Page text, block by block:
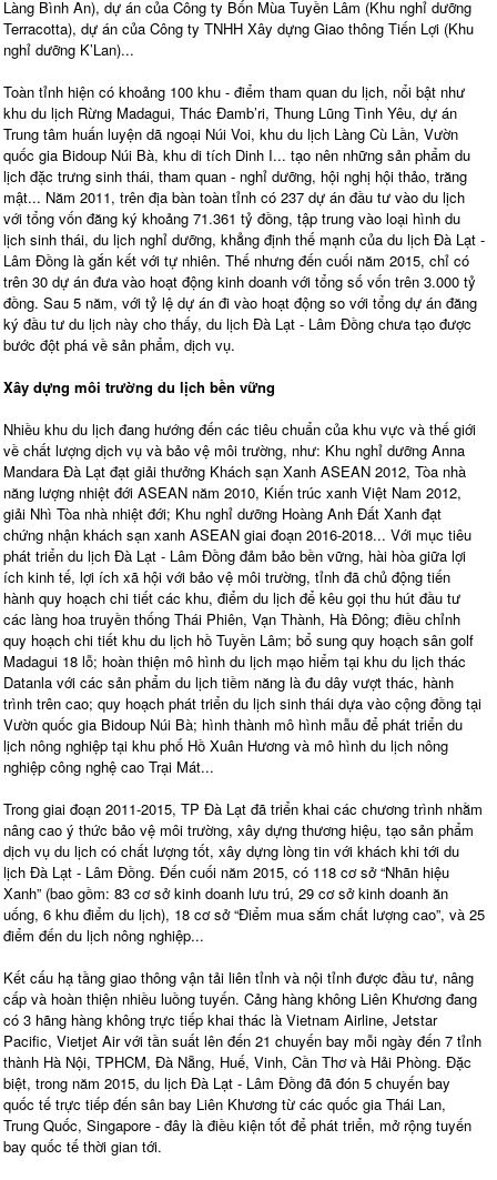
Làng Bình An), dự án của Công ty Bốn Mùa Tuyền Lâm (Khu nghỉ dưỡng
Terracotta), dự án của Công ty TNHH Xây dựng Giao thông Tiến Lợi (Khu
nghỉ dưỡng K’Lan)...
Toàn tỉnh hiện có khoảng 100 khu - điểm tham quan du lịch, nổi bật như
khu du lịch Rừng Madagui, Thác Đamb’ri, Thung Lũng Tình Yêu, dự án
Trung tâm huấn luyện dã ngoại Núi Voi, khu du lịch Làng Cù Lần, Vườn
quốc gia Bidoup Núi Bà, khu di tích Dinh I... tạo nên những sản phẩm du
lịch đặc trưng sinh thái, tham quan - nghỉ dưỡng, hội nghị hội thảo, trăng
mật... Năm 2011, trên địa bàn toàn tỉnh có 237 dự án đầu tư vào du lịch
với tổng vốn đăng ký khoảng 71.361 tỷ đồng, tập trung vào loại hình du
lịch sinh thái, du lịch nghỉ dưỡng, khẳng định thế mạnh của du lịch Đà Lạt -
Lâm Đồng là gắn kết với tự nhiên. Thế nhưng đến cuối năm 2015, chỉ có
trên 30 dự án đưa vào hoạt động kinh doanh với tổng số vốn trên 3.000 tỷ
đồng. Sau 5 năm, với tỷ lệ dự án đi vào hoạt động so với tổng dự án đăng
ký đầu tư du lịch này cho thấy, du lịch Đà Lạt - Lâm Đồng chưa tạo được
bước đột phá về sản phẩm, dịch vụ.
Xây dựng môi trường du lịch bền vững
Nhiều khu du lịch đang hướng đến các tiêu chuẩn của khu vực và thế giới
về chất lượng dịch vụ và bảo vệ môi trường, như: Khu nghỉ dưỡng Anna
Mandara Đà Lạt đạt giải thưởng Khách sạn Xanh ASEAN 2012, Tòa nhà
năng lượng nhiệt đới ASEAN năm 2010, Kiến trúc xanh Việt Nam 2012,
giải Nhì Tòa nhà nhiệt đới; Khu nghỉ dưỡng Hoàng Anh Đất Xanh đạt
chứng nhận khách sạn xanh ASEAN giai đoạn 2016-2018... Với mục tiêu
phát triển du lịch Đà Lạt - Lâm Đồng đảm bảo bền vững, hài hòa giữa lợi
ích kinh tế, lợi ích xã hội với bảo vệ môi trường, tỉnh đã chủ động tiến
hành quy hoạch chi tiết các khu, điểm du lịch để kêu gọi thu hút đầu tư
các làng hoa truyền thống Thái Phiên, Vạn Thành, Hà Đông; điều chỉnh
quy hoạch chi tiết khu du lịch hồ Tuyền Lâm; bổ sung quy hoạch sân golf
Madagui 18 lỗ; hoàn thiện mô hình du lịch mạo hiểm tại khu du lịch thác
Datanla với các sản phẩm du lịch tiềm năng là đu dây vượt thác, hành
trình trên cao; quy hoạch phát triển du lịch sinh thái dựa vào cộng đồng tại
Vườn quốc gia Bidoup Núi Bà; hình thành mô hình mẫu để phát triển du
lịch nông nghiệp tại khu phố Hồ Xuân Hương và mô hình du lịch nông
nghiệp công nghệ cao Trại Mát...
Trong giai đoạn 2011-2015, TP Đà Lạt đã triển khai các chương trình nhằm
nâng cao ý thức bảo vệ môi trường, xây dựng thương hiệu, tạo sản phẩm
dịch vụ du lịch có chất lượng tốt, xây dựng lòng tin với khách khi tới du
lịch Đà Lạt - Lâm Đồng. Đến cuối năm 2015, có 118 cơ sở “Nhãn hiệu
Xanh” (bao gồm: 83 cơ sở kinh doanh lưu trú, 29 cơ sở kinh doanh ăn
uống, 6 khu điểm du lịch), 18 cơ sở “Điểm mua sắm chất lượng cao”, và 25
điểm đến du lịch nông nghiệp...
Kết cấu hạ tầng giao thông vận tải liên tỉnh và nội tỉnh được đầu tư, nâng
cấp và hoàn thiện nhiều luồng tuyến. Cảng hàng không Liên Khương đang
có 3 hãng hàng không trực tiếp khai thác là Vietnam Airline, Jetstar
Pacific, Vietjet Air với tần suất lên đến 21 chuyến bay mỗi ngày đến 7 tỉnh
thành Hà Nội, TPHCM, Đà Nẵng, Huế, Vinh, Cần Thơ và Hải Phòng. Đặc
biệt, trong năm 2015, du lịch Đà Lạt - Lâm Đồng đã đón 5 chuyến bay
quốc tế trực tiếp đến sân bay Liên Khương từ các quốc gia Thái Lan,
Trung Quốc, Singapore - đây là điều kiện tốt để phát triển, mở rộng tuyến
bay quốc tế thời gian tới.